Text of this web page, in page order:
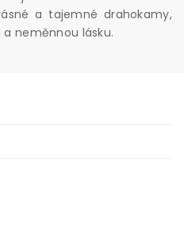
a tajemné drahokamy,
neměnnou lásku.